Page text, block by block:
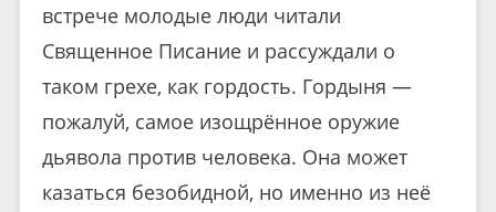
встрече молодые люди читали
Священное Писание и рассуждали о
таком грехе, как гордость. Гордыня —
пожалуй, самое изощрённое оружие
дьявола против человека. Она может
казаться безобидной, но именно из неё